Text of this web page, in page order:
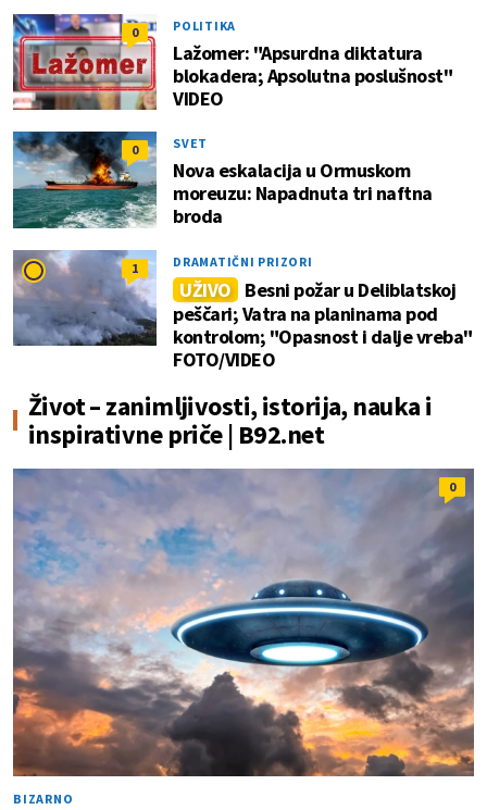
0 POLITIKA
Lažomer: "Apsurdna diktatura
blokadera; Apsolutna poslušnost"
VIDEO
0 SVET
Nova eskalacija u Ormuskom
moreuzu: Napadnuta tri naftna
broda
1 DRAMATIČNI PRIZORI
UŽIVO Besni požar u Deliblatskoj
peščari; Vatra na planinama pod
kontrolom; "Opasnost i dalje vreba"
FOTO/VIDEO
Život – zanimljivosti, istorija, nauka i
inspirativne priče | B92.net
0
BIZARNO